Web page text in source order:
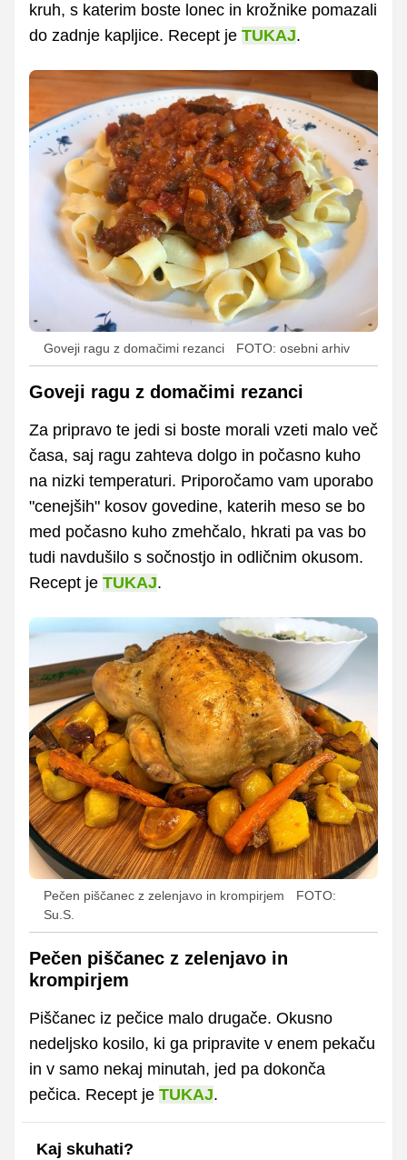
kruh, s katerim boste lonec in krožnike pomazali
do zadnje kapljice. Recept je TUKAJ.
Goveji ragu z domačimi rezanci FOTO: osebni arhiv
Goveji ragu z domačimi rezanci
Za pripravo te jedi si boste morali vzeti malo več
časa, saj ragu zahteva dolgo in počasno kuho
na nizki temperaturi. Priporočamo vam uporabo
"cenejših" kosov govedine, katerih meso se bo
med počasno kuho zmehčalo, hkrati pa vas bo
tudi navdušilo s sočnostjo in odličnim okusom.
Recept je TUKAJ.
Pečen piščanec z zelenjavo in krompirjem
FOTO:
Su.S.
Pečen piščanec z zelenjavo in
krompirjem
Piščanec iz pečice malo drugače. Okusno
nedeljsko kosilo, ki ga pripravite v enem pekaču
in v samo nekaj minutah, jed pa dokonča
pečica. Recept je TUKAJ.
Kaj skuhati?